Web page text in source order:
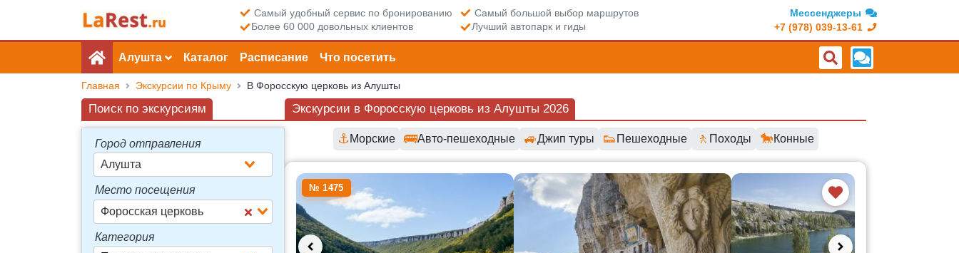
Самый удобный сервис по бронированию
Самый большой выбор маршрутов
Более 60 000 довольных клиентов
Лучший автопарк и гиды
Мессенджеры
+7 (978) 039-13-61
Алушта Каталог Расписание Что посетить
Главная Экскурсии по Крыму В Форосскую церковь из Алушты
Экскурсии в Форосскую церковь из Алушты 2026
⚓Морские 🚌Авто-пешеходные 🚙Джип туры 👟 Пешеходные 🚶 Походы 🐎Конные
Доступные маршруты и цены
№ 1475
Поиск по экскурсиям
Город отправления
Алушта
Место посещения
Форосская церковь
Категория